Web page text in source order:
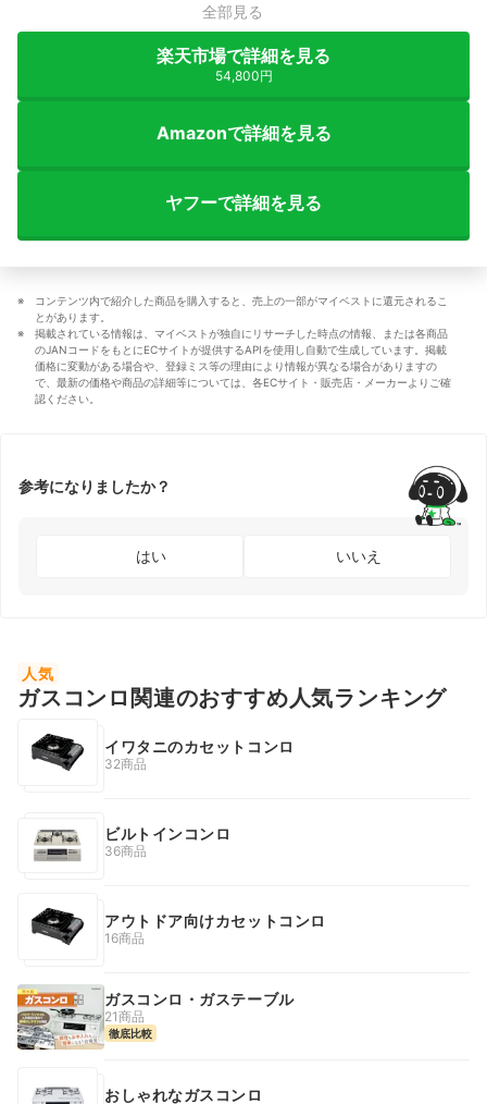
全部見る
楽天市場で詳細を見る
54,800円
Amazonで詳細を見る
ヤフーで詳細を見る
コンテンツ内で紹介した商品を購入すると、売上の一部がマイベストに還元されるこ
とがあります。
掲載されている情報は、マイベストが独自にリサーチした時点の情報、または各商品
のJANコードをもとにECサイトが提供するAPIを使用し自動で生成しています。掲載
価格に変動がある場合や、登録ミス等の理由により情報が異なる場合がありますの
で、最新の価格や商品の詳細等については、各ECサイト・販売店・メーカーよりご確
認ください。
参考になりましたか？
はい いいえ
人気
ガスコンロ関連のおすすめ人気ランキング
イワタニのカセットコンロ
32商品
ビルトインコンロ
36商品
アウトドア向けカセットコンロ
16商品
ガスコンロ・ガステーブル
21商品
徹底比較
おしゃれなガスコンロ